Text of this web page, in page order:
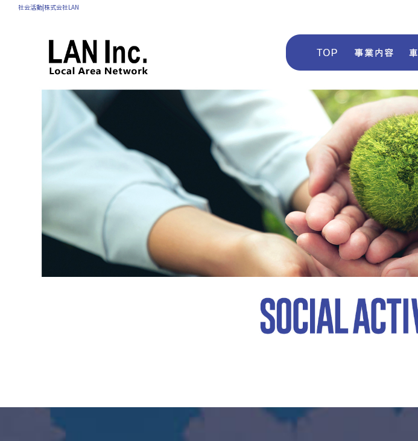
社会活動|株式会社LAN